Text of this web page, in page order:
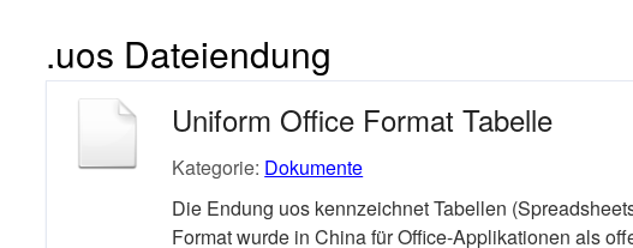
.uos Dateiendung
Uniform Office Format Tabelle
Kategorie: Dokumente
Die Endung uos kennzeichnet Tabellen
Format wurde in China für Office-Applikationen als